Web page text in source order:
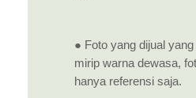
● Foto yang dijual
mirip warna dewasa,
hanya referensi saja.